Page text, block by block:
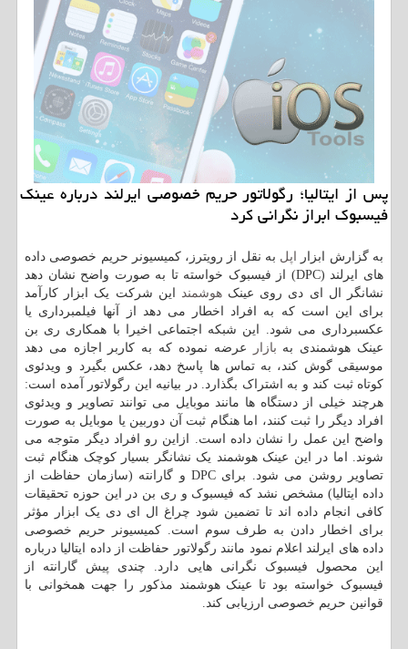
پس از ایتالیا؛ رگولاتور حریم خصوصی ایرلند درباره عینک
فیسبوک ابراز نگرانی کرد
به گزارش ابزار اپل به نقل از رویترز، کمیسیونر حریم خصوصی داده
های ایرلند (DPC) از فیسبوک خواسته تا به صورت واضح نشان دهد
نشانگر ال ای دی روی عینکهوشمند این شرکت یک ابزار کارآمد
برای این است که به افراد اخطار می دهد از آنها فیلمبرداری یا
عکسبرداری می شود. این شبکه اجتماعی اخیرا با همکاری ری بن
عینک هوشمندی به بازار
عرضه نموده که به کاربر اجازه می دهد
موسیقی گوش کند، به تماس ها پاسخ دهد، عکس بگیرد و ویدئوی
کوتاه ثبت کند و به اشتراک بگذارد. در بیانیه این رگولاتور آمده است:
هرچند خیلی از دستگاه ها مانند موبایل می توانند تصاویر و ویدئوی
افراد دیگر را ثبت کنند، اما هنگام ثبت آن دوربین یا موبایل به صورت
واضح این عمل را نشان داده است. ازاین رو افراد دیگر متوجه می
شوند. اما در این عینک هوشمند یک نشانگر بسیار کوچک هنگام ثبت
تصاویر روشن می شود. برای DPC و گارانته (سازمان حفاظت از
داده ایتالیا) مشخص نشد که فیسبوک و ری بن در این حوزه تحقیقات
کافی انجام داده اند تا تضمین شود چراغ ال ای دی یک ابزار مؤثر
برای اخطار دادن به طرف سوم است. کمیسیونر حریم خصوصی
داده های ایرلند اعلام نمود مانند رگولاتور حفاظت از داده ایتالیا درباره
این محصول فیسبوک نگرانی هایی دارد. چندی پیش گارانته از
فیسبوک خواسته بود تا عینک هوشمند مذکور را جهت همخوانی با
قوانین حریم خصوصی ارزیابی کند.